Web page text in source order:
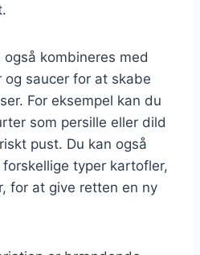
kombineres med
saucer for at skabe
For eksempel kan du
som persille eller dild
pust. Du kan også
typer kartofler,
for at give retten en ny